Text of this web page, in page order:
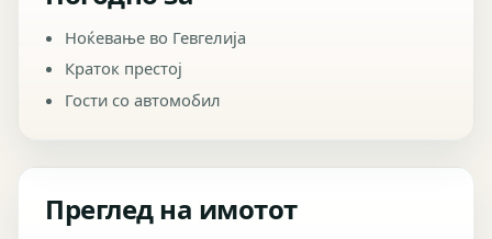
Ноќевање во Гевгелија
Краток престој
Гости со автомобил
Преглед на имотот